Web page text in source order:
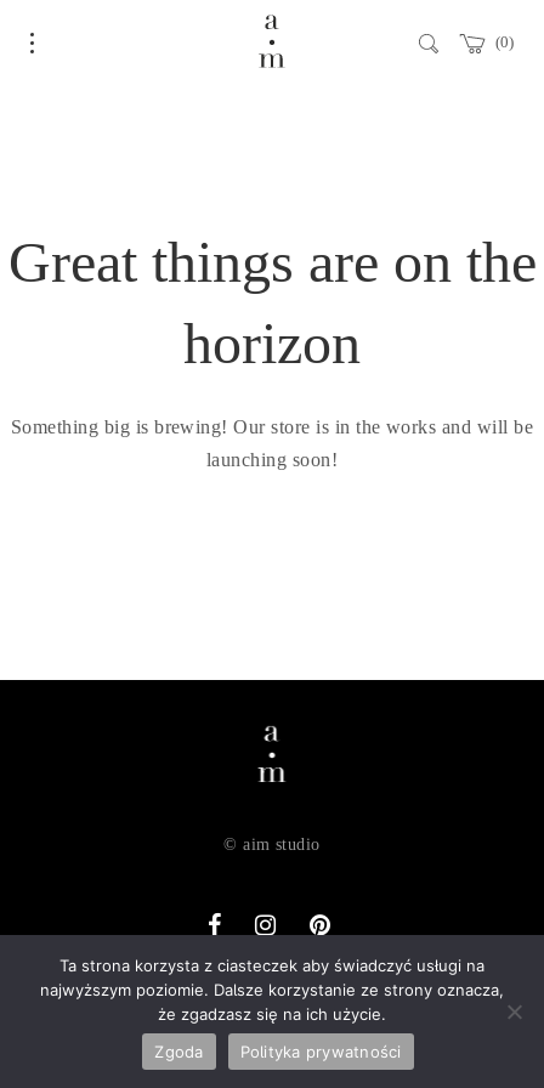
0
Great things are on the
horizon
Something big is brewing! Our store is in the works and will be
launching soon!
Ta strona korzysta z ciasteczek aby świadczyć usługi na
najwyższym poziomie. Dalsze korzystanie ze strony oznacza,
że zgadzasz się na ich użycie.
Zgoda
Polityka prywatności
© aim studio
o nas dostawa zwroty regulamin
polityka prywatności
kontakt